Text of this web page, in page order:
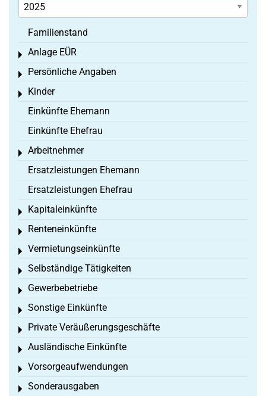
Familienstand
Anlage EÜR
Toggle menu
Persönliche Angaben
Toggle menu
Kinder
Toggle menu
Einkünfte Ehemann
Einkünfte Ehefrau
Arbeitnehmer
Toggle menu
Ersatzleistungen Ehemann
Ersatzleistungen Ehefrau
Kapitaleinkünfte
Toggle menu
Renteneinkünfte
Toggle menu
Vermietungseinkünfte
Toggle menu
Selbständige Tätigkeiten
Toggle menu
Gewerbebetriebe
Toggle menu
Sonstige Einkünfte
Toggle menu
Private Veräußerungsgeschäfte
Toggle menu
Ausländische Einkünfte
Toggle menu
Vorsorgeaufwendungen
Toggle menu
Sonderausgaben
Toggle menu